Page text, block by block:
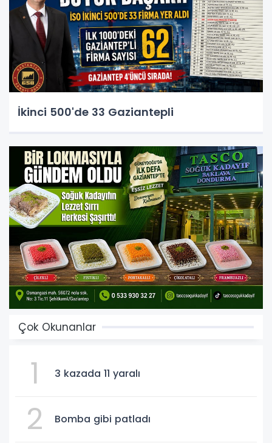
İkinci 500'de 33 Gaziantepli
Çok Okunanlar
1 3 kazada 11 yaralı
2 Bomba gibi patladı